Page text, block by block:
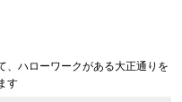
、ハローワークがある大正通りを
す